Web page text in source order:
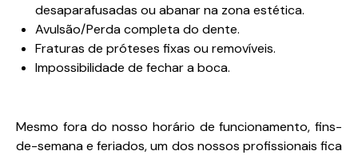
desaparafusadas ou abanar na zona estética.
Avulsão/Perda completa do dente.
Fraturas de próteses fixas ou removíveis.
Impossibilidade de fechar a boca.
Mesmo fora do nosso horário de funcionamento, fins-
de-semana e feriados, um dos nossos profissionais fica